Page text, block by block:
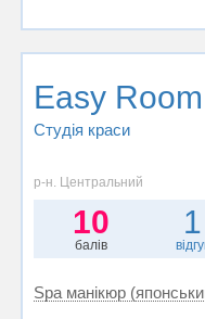
Easy Room
Студія краси
р-н. Центральний
10
балів
1
Spa манікюр